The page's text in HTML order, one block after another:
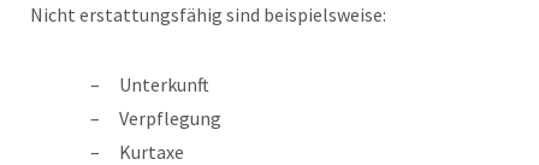
Nicht erstattungsfähig sind beispielsweise:
Unterkunft
Verpflegung
Kurtaxe